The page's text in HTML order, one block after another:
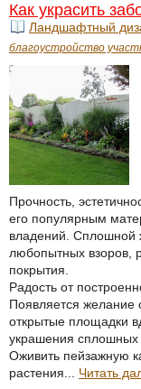
Как украсить
Ландшафтный
благоустройство
Прочность,
его популярным
владений. Сплошной
любопытных взоров,
покрытия.
Радость от
Появляется желание
открытые площадки
украшения сплошных
Оживить пейзажную
растения... Читать